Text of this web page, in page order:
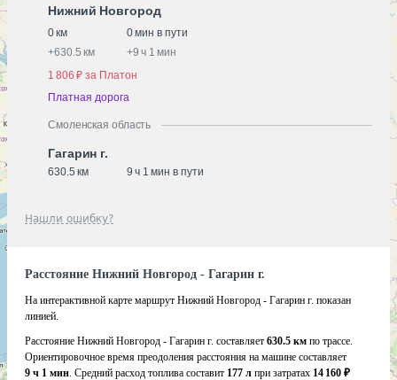
Нижний Новгород
0 км
0 мин в пути
+630.5 км +9 ч 1 мин
1 806 ₽ за Платон
Платная дорога
Смоленская область
Гагарин г.
630.5 км 9 ч 1 мин в пути
Нашли ошибку?
Расстояние Нижний Новгород - Гагарин г.
На интерактивной карте маршрут Нижний Новгород - Гагарин г. показан
линией.
Расстояние Нижний Новгород - Гагарин г. составляет 630.5 км по трассе.
Ориентировочное время преодоления расстояния на машине составляет
9 ч 1 мин. Средний расход топлива составит 177 л при затратах 14 160 ₽